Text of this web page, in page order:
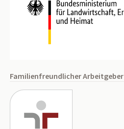
Familienfreundlicher Arbeitgeber